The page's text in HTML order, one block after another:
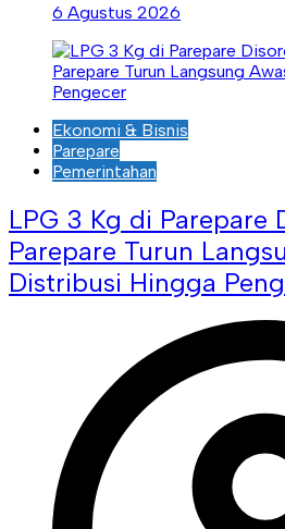
6 Agustus 2026
Ekonomi & Bisnis
Parepare
Pemerintahan
LPG 3 Kg di Parepare
Parepare Turun
Distribusi Hingga